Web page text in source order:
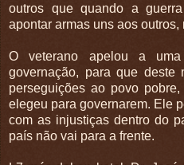
outros que quando a
apontar armas uns aos
O veterano apelou a
governação, para que deste
perseguições ao povo
elegeu para governarem. Ele
com as injustiças dentro do
país não vai para a frente.